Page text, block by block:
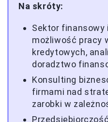
Na skróty:
Sektor finansowy
możliwość pracy
kredytowych,
doradztwo
Konsulting
firmami nad
zarobki w